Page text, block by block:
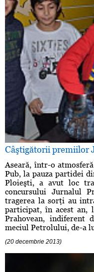
Câştigătorii premiilor
Aseară, într-o
Pub, la pauza partidei
Ploieşti, a avut loc
concursului Jurnalul
tragerea la sorţi au
participat, în acest an,
Prahovean, indiferent
meciul Petrolului, de-a
(20 decembrie 2013)